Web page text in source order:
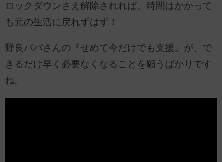
ロックダウンさえ解除されれば、時間はかかって
も元の生活に戻れずはず！
野良パパさんの『せめて今だけでも支援』が、で
きるだけ早く必要なくなることを願うばかりです
ね。